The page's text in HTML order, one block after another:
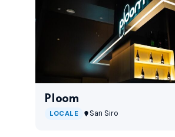
Ploom
LOCALE San Siro